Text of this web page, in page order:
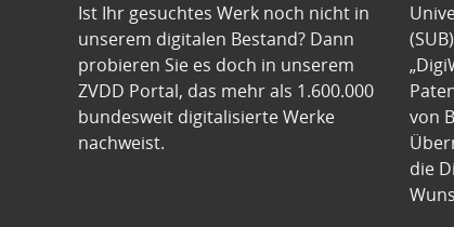
Ist Ihr gesuchtes Werk noch nicht in
unserem digitalen Bestand? Dann
probieren Sie es doch in unserem
ZVDD Portal, das mehr als 1.600.000
bundesweit digitalisierte Werke
nachweist.
von
die